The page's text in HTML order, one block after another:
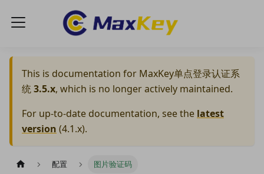
This is documentation for MaxKey单点登录认证系
统3.5.x, which is no longer actively maintained.
For up-to-date documentation, see the latest
version (4.1.x).
配置 图片验证码